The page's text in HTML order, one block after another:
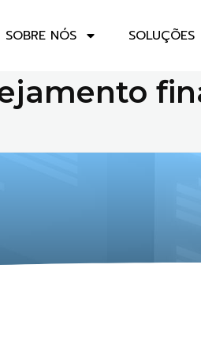
SOBRE NÓS SOLUÇÕES